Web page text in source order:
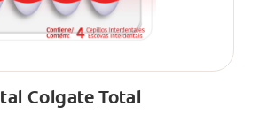
Colgate Total